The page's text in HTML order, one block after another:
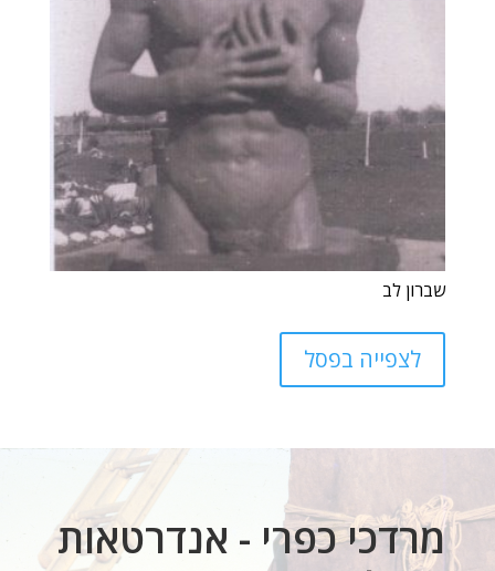
שברון לב
לצפייה בפסל
מרדכי כפרי - אנדרטאות